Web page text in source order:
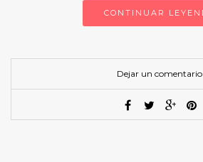
CONTINUAR
Dejar un comentario